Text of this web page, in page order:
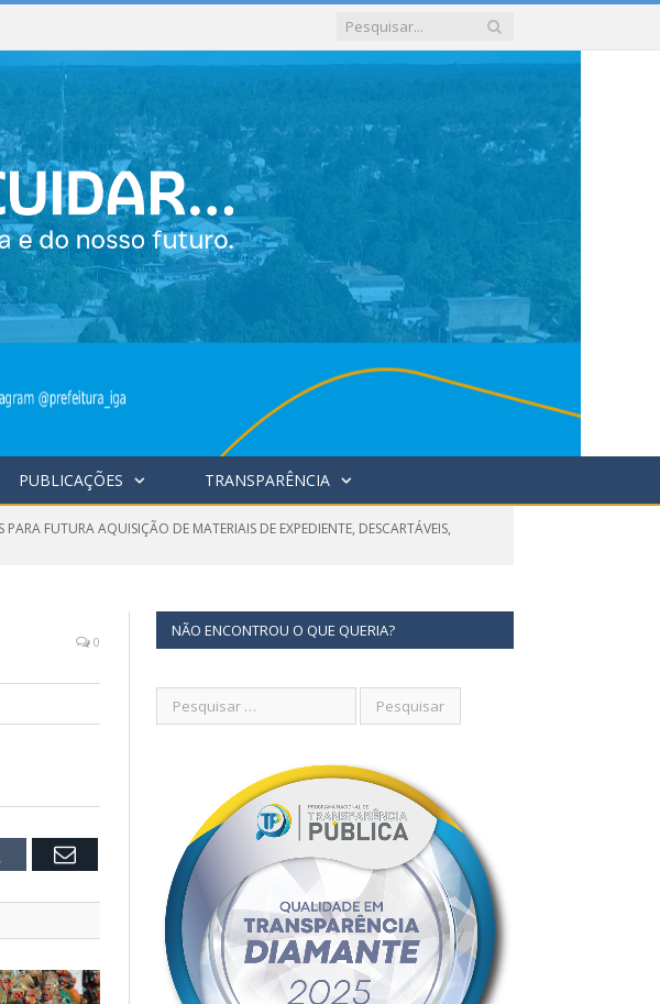
PUBLICAÇÕES TRANSPARÊNCIA
FUTURA AQUISIÇÃO DE MATERIAIS DE EXPEDIENTE, DESCARTÁVEIS,
0
Email
NÃO ENCONTROU O QUE QUERIA?